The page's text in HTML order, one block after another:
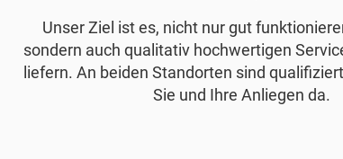
Unser Ziel ist es, nicht nur gut
sondern auch qualitativ hochwertigen
liefern. An beiden Standorten sind
Sie und Ihre Anliegen da.